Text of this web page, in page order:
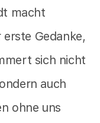
macht
Gedanke,
sich nicht
auch
ohne uns